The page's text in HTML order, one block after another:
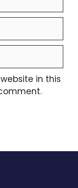
in this